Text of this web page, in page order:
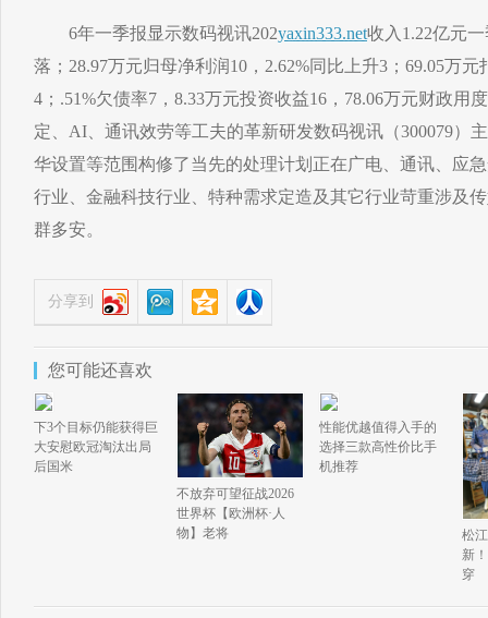
6年一季报显示数码视讯202yaxin333.net收入1.22亿元
落；28.97万元归母净利润10，2.62%同比上升3；69.05万
4；.51%欠债率7，8.33万元投资收益16，78.06万元财政用
定、AI、通讯效劳等工夫的革新研发数码视讯（300079）
华设置等范围构修了当先的处理计划正在广电、通讯、应
行业、金融科技行业、特种需求定造及其它行业苛重涉及
群多安。
分享到
您可能还喜欢
下3个目标仍能获得巨
大安慰欧冠淘汰出局
后国米
不放弃可望征战2026
世界杯【欧洲杯·人
物】老将
性能优越值得入手的
选择三款高性价比手
机推荐
松
新
穿